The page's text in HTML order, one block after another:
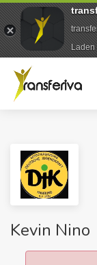
Kevin Nino
Laden